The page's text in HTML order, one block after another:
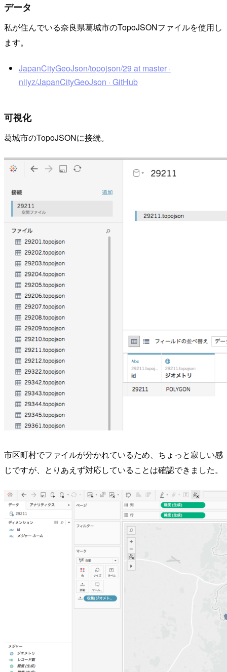
データ
私が住んでいる奈良県葛城市のTopoJSONファイルを使用し
ます。
JapanCityGeoJson/topojson/29 at master ·
niiyz/JapanCityGeoJson · GitHub
可視化
葛城市のTopoJSONに接続。
市区町村でファイルが分かれているため、ちょっと寂しい感
じですが、とりあえず対応していることは確認できました。